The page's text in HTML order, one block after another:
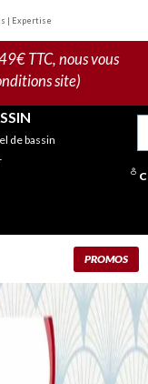
| Expertise
TTC, nous vous
site)
de bassin
PROMOS